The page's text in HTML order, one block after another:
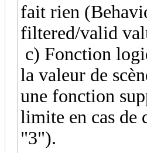
fait rien
filtered/valid
c) Fonction
la valeur de
une fonction
limite en cas de
"3").